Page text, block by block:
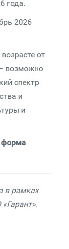
года.
2026
от
возможно
спектр
и
и
форма
в рамках